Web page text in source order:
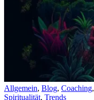
Allgemein, Blog, Coaching,
Spiritualität, Trends